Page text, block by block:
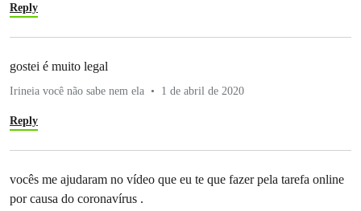
Reply
gostei é muito legal
Irineia você não sabe nem ela 1 de abril de 2020
Reply
vocês me ajudaram no vídeo que eu te que fazer pela tarefa online
por causa do coronavírus .